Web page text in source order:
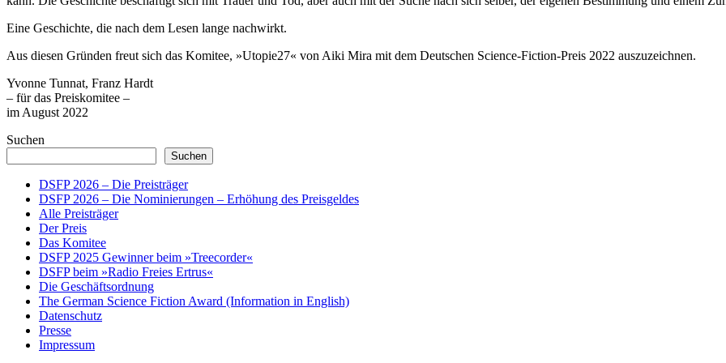
Eine Geschichte, die nach dem Lesen lange nachwirkt.
Aus diesen Gründen freut sich das Komitee, »Utopie27« von Aiki Mira mit dem Deutschen Science-Fiction-Preis 2022 auszuzeichnen.
Yvonne Tunnat, Franz Hardt
– für das Preiskomitee –
im August 2022
Suchen
Suchen
DSFP 2026 – Die Preisträger
DSFP 2026 – Die Nominierungen – Erhöhung des Preisgeldes
Alle Preisträger
Der Preis
Das Komitee
DSFP 2025 Gewinner beim »Treecorder«
DSFP beim »Radio Freies Ertrus«
Die Geschäftsordnung
The German Science Fiction Award (Information in English)
Datenschutz
Presse
Impressum